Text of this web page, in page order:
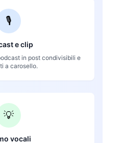
🎙️
e clip
in post condivisibili e
a carosello.
💡
vocali